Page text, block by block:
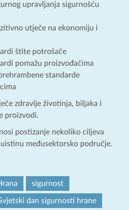
upravljanja sigurnošću
utječe na ekonomiju i
štite potrošače
pomažu proizvođačima
standarde
zdravlje životinja, biljaka i
proizvodi.
postizanje nekoliko ciljeva
međusektorsko područje.
sigurnost
dan sigurnosti hrane